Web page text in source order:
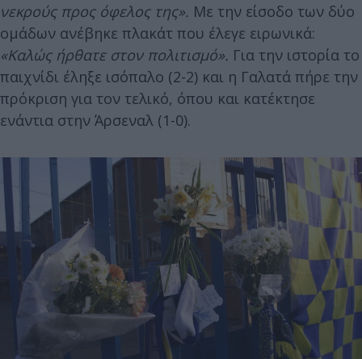
νεκρούς προς όφελος της». Με την είσοδο των δύο
ομάδων ανέβηκε πλακάτ που έλεγε ειρωνικά:
«Καλώς ήρθατε στον πολιτισμό». Για την ιστορία το
παιχνίδι έληξε ισόπαλο (2-2) και η Γαλατά πήρε την
πρόκριση για τον τελικό, όπου και κατέκτησε
ενάντια στην Άρσεναλ (1-0).